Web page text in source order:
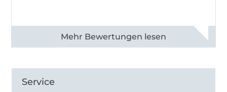
Alle 83013 Bewertungen ansehen
Service